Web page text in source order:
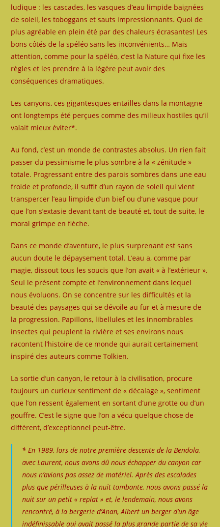
ludique : les cascades, les vasques d’eau limpide baignées
de soleil, les toboggans et sauts impressionnants. Quoi de
plus agréable en plein été par des chaleurs écrasantes! Les
bons côtés de la spéléo sans les inconvénients… Mais
attention, comme pour la spéléo, c’est la Nature qui fixe les
règles et les prendre à la légère peut avoir des
conséquences dramatiques.
Les canyons, ces gigantesques entailles dans la montagne
ont longtemps été perçues comme des milieux hostiles qu’il
valait mieux éviter*.
Au fond, c’est un monde de contrastes absolus. Un rien fait
passer du pessimisme le plus sombre à la « zénitude »
totale. Progressant entre des parois sombres dans une eau
froide et profonde, il suffit d’un rayon de soleil qui vient
transpercer l’eau limpide d’un bief ou d’une vasque pour
que l’on s’extasie devant tant de beauté et, tout de suite, le
moral grimpe en flèche.
Dans ce monde d’aventure, le plus surprenant est sans
aucun doute le dépaysement total. L’eau a, comme par
magie, dissout tous les soucis que l’on avait « à l’extérieur ».
Seul le présent compte et l’environnement dans lequel
nous évoluons. On se concentre sur les difficultés et la
beauté des paysages qui se dévoile au fur et à mesure de
la progression. Papillons, libellules et les innombrables
insectes qui peuplent la rivière et ses environs nous
racontent l’histoire de ce monde qui aurait certainement
inspiré des auteurs comme Tolkien.
La sortie d’un canyon, le retour à la civilisation, procure
toujours un curieux sentiment de « décalage », sentiment
que l’on ressent également en sortant d’une grotte ou d’un
gouffre. C’est le signe que l’on a vécu quelque chose de
différent, d’exceptionnel peut-être.
* En 1989, lors de notre première descente de la Bendola,
avec Laurent, nous avons dû nous échapper du canyon car
nous n’avions pas assez de matériel. Après des escalades
plus que périlleuses à la nuit tombante, nous avons passé la
nuit sur un petit « replat » et, le lendemain, nous avons
rencontré, à la bergerie d’Anan,Albertun berger d’un âge
indéfinissable qui avait passé la plus grande partie de sa vie